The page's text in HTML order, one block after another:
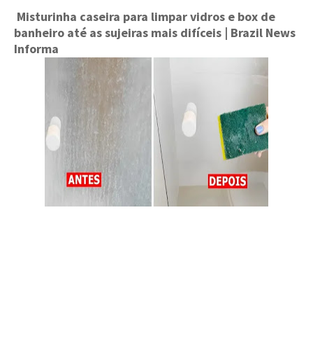
Misturinha caseira para limpar vidros e box de
banheiro até as sujeiras mais difíceis | Brazil News
Informa